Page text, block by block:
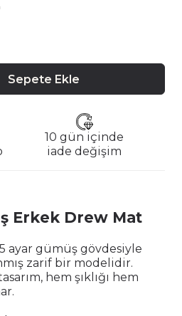
Sepete Ekle
10 gün içinde
iade değişim
Erkek Drew Mat
ayar gümüş gövdesiyle
zarif bir modelidir.
hem şıklığı hem